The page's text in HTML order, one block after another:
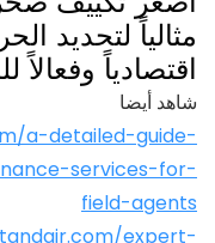
مثالياً لتحديد
اقتصادياً
شاهد أيضا
a-detailed-guide-
services-for-
field-agents
expert-